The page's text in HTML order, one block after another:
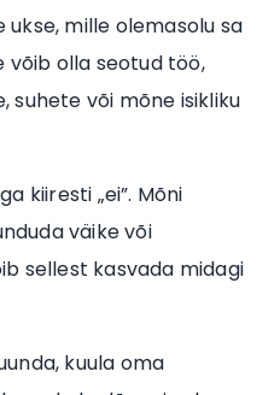
ukse, mille olemasolu sa
võib olla seotud töö,
suhete või mõne isikliku
kiiresti „ei”. Mõni
väike või
sellest kasvada midagi
kuula oma